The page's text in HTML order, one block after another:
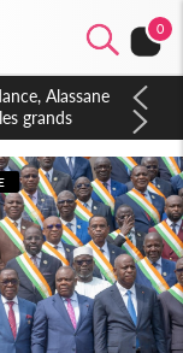
0
le modèle